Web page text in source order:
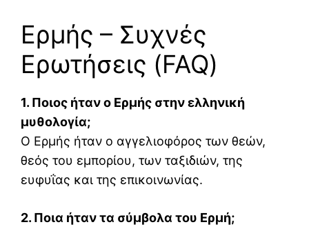
Ερμής – Συχνές
Ερωτήσεις (FAQ)
1. Ποιος ήταν ο Ερμής στην ελληνική
μυθολογία;
Ο Ερμής ήταν ο αγγελιοφόρος των θεών,
θεός του εμπορίου, των ταξιδιών, της
ευφυΐας και της επικοινωνίας.
2. Ποια ήταν τα σύμβολα του Ερμή;